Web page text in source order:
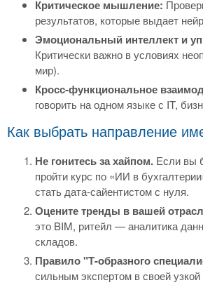
Критическое мышление:
результатов, которые выдает
Эмоциональный интеллект и
Критически важно в условиях
мир).
Кросс-функциональное
говорить на одном языке с IT,
Как выбрать направление
Не гонитесь за хайпом. Если вы
пройти курс по «ИИ в
стать дата-сайентистом с нуля.
Оцените тренды в вашей
это BIM, ритейл — аналитика
складов.
Правило "Т-образного
сильным экспертом в своей